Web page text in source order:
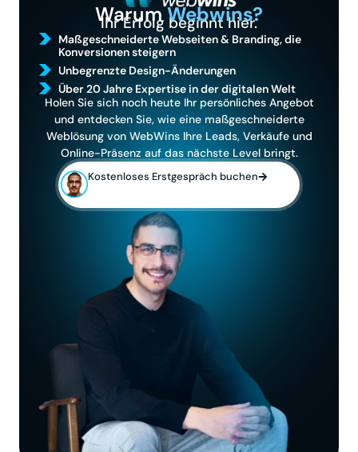
WarumWebwins?
Ihr Erfolg beginnt hier.
Maßgeschneiderte Webseiten & Branding, die
Konversionen steigern
Unbegrenzte Design-Änderungen
Über 20 Jahre Expertise in der digitalen Welt
Holen Sie sich noch heute Ihr persönliches Angebot
und entdecken Sie, wie eine maßgeschneiderte
Weblösung von WebWins Ihre Leads, Verkäufe und
Online-Präsenz auf das nächste Level bringt.
Kostenloses Erstgespräch buchen